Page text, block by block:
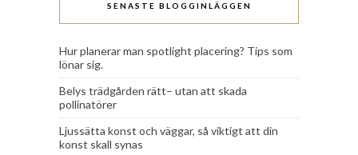
SENASTE BLOGGINLÄGGEN
Hur planerar man spotlight placering? Tips som
lönar sig.
Belys trädgården rätt– utan att skada
pollinatörer
Ljussätta konst och väggar, så viktigt att din
konst skall synas